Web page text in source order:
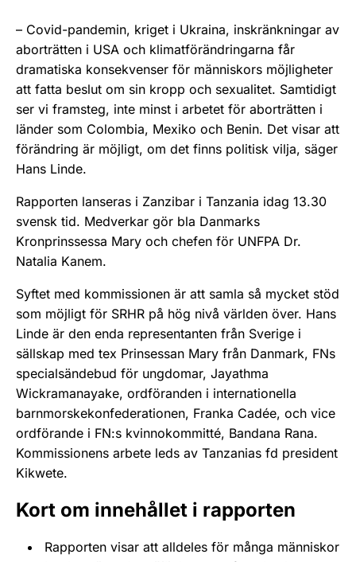
– Covid-pandemin, kriget i Ukraina, inskränkningar av
aborträtten i USA och klimatförändringarna får
dramatiska konsekvenser för människors möjligheter
att fatta beslut om sin kropp och sexualitet. Samtidigt
ser vi framsteg, inte minst i arbetet för aborträtten i
länder som Colombia, Mexiko och Benin. Det visar att
förändring är möjligt, om det finns politisk vilja, säger
Hans Linde.
Rapporten lanseras i Zanzibar i Tanzania idag 13.30
svensk tid. Medverkar gör bla Danmarks
Kronprinssessa Mary och chefen för UNFPA Dr.
Natalia Kanem.
Syftet med kommissionen är att samla så mycket stöd
som möjligt för SRHR på hög nivå världen över. Hans
Linde är den enda representanten från Sverige i
sällskap med tex Prinsessan Mary från Danmark, FNs
specialsändebud för ungdomar, Jayathma
Wickramanayake, ordföranden i internationella
barnmorskekonfederationen, Franka Cadée, och vice
ordförande i FN:s kvinnokommitté, Bandana Rana.
Kommissionens arbete leds av Tanzanias fd president
Kikwete.
Kort om innehållet i rapporten
Rapporten visar att alldeles för många människor